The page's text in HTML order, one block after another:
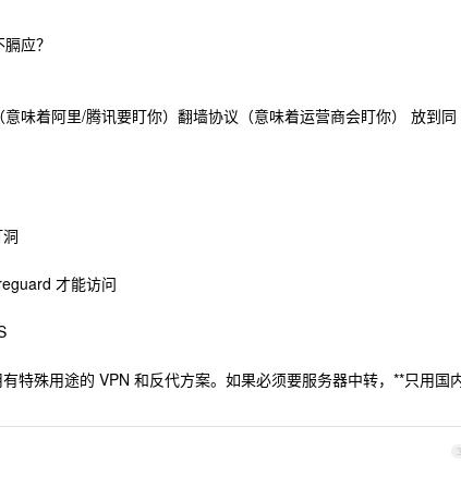
应？
味着阿里/腾讯要盯你）翻墙协议（意味着运营商会盯你） 放到同
才能访问
特殊用途的 VPN 和反代方案。如果必须要服务器中转，**只用国
3